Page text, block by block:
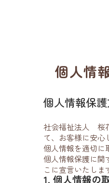
個人情
個人情報保
社会福祉法人 桜
て、お客様に安
個人情報を適切に
個人情報保護に関
こに宣言いたしま
1. 個人情報の